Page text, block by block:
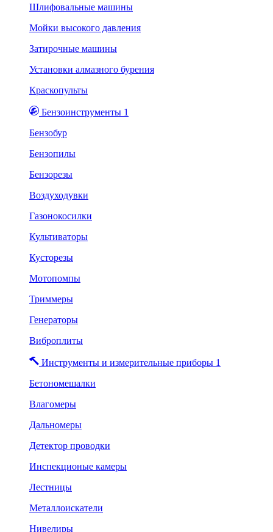
Шлифовальные машины
Мойки высокого давления
Затирочные машины
Установки алмазного бурения
Краскопульты
Бензоинструменты 1
Бензобур
Бензопилы
Бензорезы
Воздуходувки
Газонокосилки
Культиваторы
Кусторезы
Мотопомпы
Триммеры
Генераторы
Виброплиты
Инструменты и измерительные приборы 1
Бетономешалки
Влагомеры
Дальномеры
Детектор проводки
Инспекционые камеры
Лестницы
Металлоискатели
Нивелиры